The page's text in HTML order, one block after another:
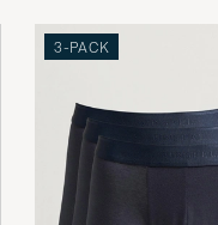
3-PACK